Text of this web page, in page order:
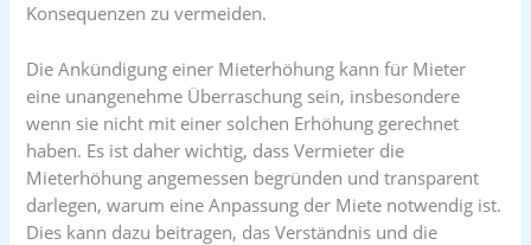
Konsequenzen zu vermeiden.
Die Ankündigung einer Mieterhöhung kann für Mieter
eine unangenehme Überraschung sein, insbesondere
wenn sie nicht mit einer solchen Erhöhung gerechnet
haben. Es ist daher wichtig, dass Vermieter die
Mieterhöhung angemessen begründen und transparent
darlegen, warum eine Anpassung der Miete notwendig ist.
Dies kann dazu beitragen, das Verständnis und die